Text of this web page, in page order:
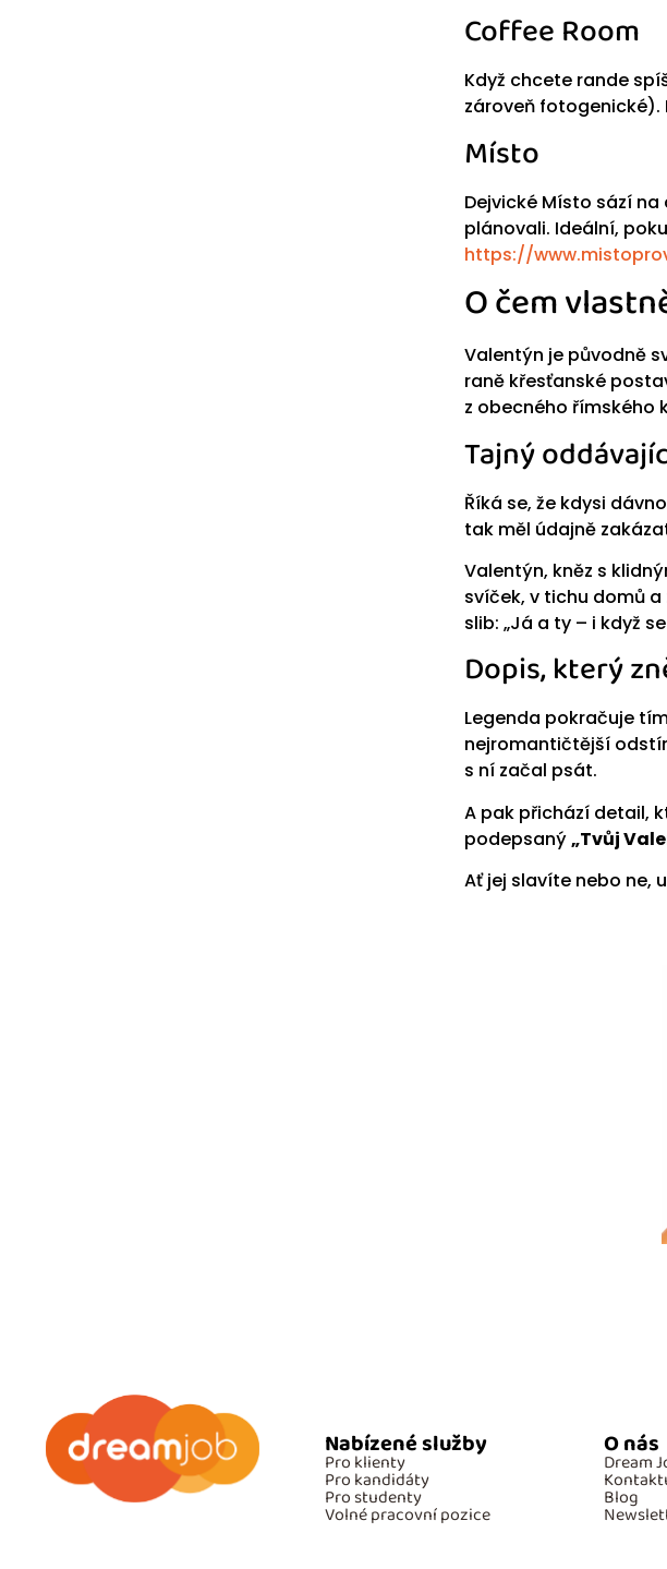
Coffee Room
Když chcete rande
zároveň fotogenické).
Místo
Dejvické Místo sází
plánovali. Ideální,
https://
O čem
Valentýn je původně
raně křesťanské
z obecného římského
Tajný
Říká se, že kdysi
tak měl údajně
Valentýn, kněz s
svíček, v tichu domů
slib: „Já a ty – i když
Dopis, který
Legenda pokračuje
nejromantičtější
s ní začal psát.
A pak přichází detail,
podepsaný„Tvůj
Ať jej slavíte nebo ne,
Nabízené služby
Pro klienty
Pro kandidáty
Pro studenty
Volné pracovní pozice
O nás
Dream
Blog